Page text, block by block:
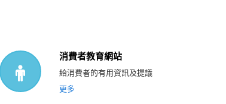
消費者教育網站
給消費者的有用資訊及提議
更多